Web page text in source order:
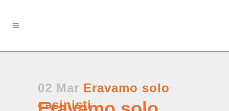
02 Mar Eravamo solo
casinisti